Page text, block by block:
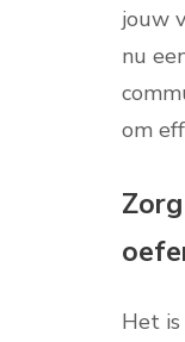
jouw
nu
om
Het